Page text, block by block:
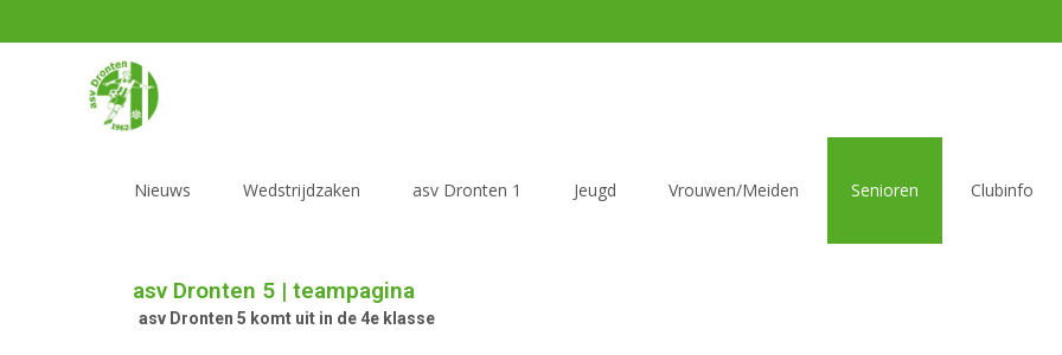
Nieuws Wedstrijdzaken asv Dronten 1 Jeugd Vrouwen/Meiden Senioren Clubinfo
asv Dronten 5 | teampagina
asv Dronten 5 komt uit in de 4e klasse